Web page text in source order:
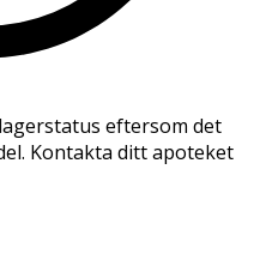
eftersom det
Kontakta ditt apoteket